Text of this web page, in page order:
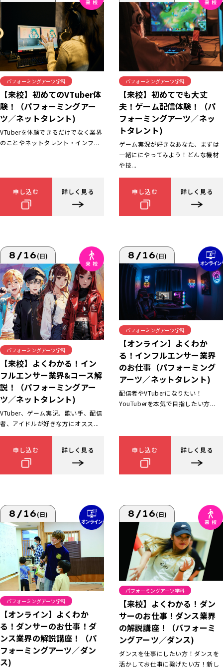
パフォーミングアーツ学科
【来校】初めてのVTuber体
験！（パフォーミングアー
ツ／ネットタレント)
VTuberを体験できるだけでなく業界
のことやネットタレント・インフ...
申し込む 詳しく見る
パフォーミングアーツ学科
【来校】初めてでも大丈
夫！ゲーム配信体験！（パ
フォーミングアーツ／ネッ
トタレント)
ゲーム実況が好きなあなた、まずは
一緒ににやってみよう！どんな機材
や技...
申し込む 詳しく見る
8/16(日)
パフォーミングアーツ学科
【来校】よくわかる！イン
フルエンサー業界&コース解
説！（パフォーミングアー
ツ／ネットタレント)
VTuber、ゲーム実況、歌い手、配信
者、アイドルが好きな方にオスス...
申し込む 詳しく見る
8/16(日)
パフォーミングアーツ学科
【オンライン】よくわか
る！インフルエンサー業界
のお仕事（パフォーミング
アーツ／ネットタレント)
配信者やVTuberになりたい！
YouTuberを本気で目指したい方...
申し込む 詳しく見る
8/16(日)
パフォーミングアーツ学科
【オンライン】よくわか
る！ダンサーのお仕事！ダ
ンス業界の解説講座！（パ
フォーミングアーツ／ダン
ス)
8/16(日)
パフォーミングアーツ学科
【来校】よくわかる！ダン
サーのお仕事！ダンス業界
の解説講座！（パフォーミ
ングアーツ／ダンス)
ダンスを仕事にしたい方！ダンスを
活かしてお仕事に繋げたい方！新し